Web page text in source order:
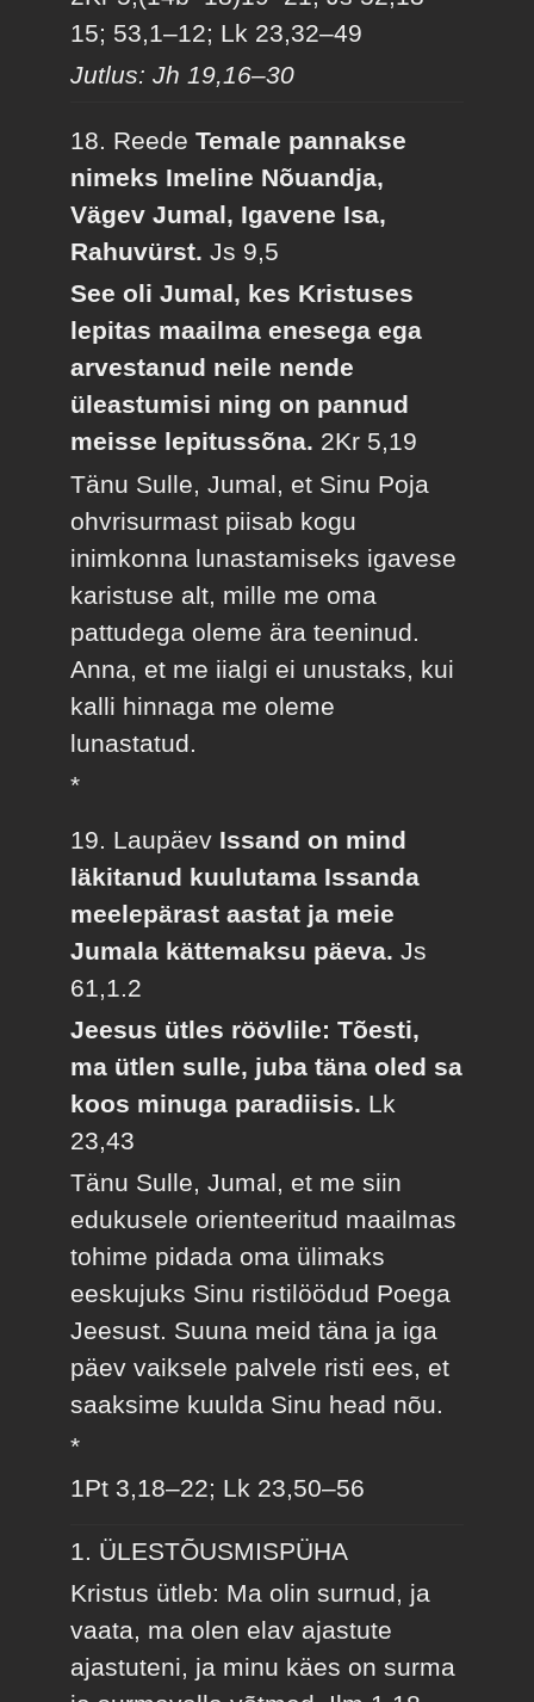
15; 53,1–12; Lk 23,32–49
Jutlus: Jh 19,16–30
18. ReedeTemale pannakse
nimeks Imeline Nõuandja,
Vägev Jumal, Igavene Isa,
Rahuvürst.Js 9,5
See oli Jumal, kes Kristuses
lepitas maailma enesega ega
arvestanud neile nende
üleastumisi ning on pannud
meisse lepitussõna. 2Kr 5,19
Tänu Sulle, Jumal, et Sinu Poja
ohvrisurmast piisab kogu
inimkonna lunastamiseks igavese
karistuse alt, mille me oma
pattudega oleme ära teeninud.
Anna, et me iialgi ei unustaks, kui
kalli hinnaga me oleme
lunastatud.
*
19. Laupäev Issand on mind
läkitanud kuulutama Issanda
meelepärast aastat ja meie
Jumala kättemaksu päeva.Js
61,1.2
Jeesus ütles röövlile: Tõesti,
ma ütlen sulle, juba täna oled sa
koos minuga paradiisis. Lk
23,43
Tänu Sulle, Jumal, et me siin
edukusele orienteeritud maailmas
tohime pidada oma ülimaks
eeskujuks Sinu ristilöödud Poega
Jeesust. Suuna meid täna ja iga
päev vaiksele palvele risti ees, et
saaksime kuulda Sinu head nõu.
*
1Pt 3,18–22; Lk 23,50–56
1. ÜLESTÕUSMISPÜHA
Kristus ütleb: Ma olin surnud, ja
vaata, ma olen elav ajastute
ajastuteni, ja minu käes on surma